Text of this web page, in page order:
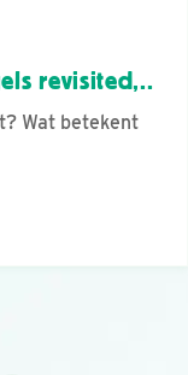
revisited,..
Wat betekent